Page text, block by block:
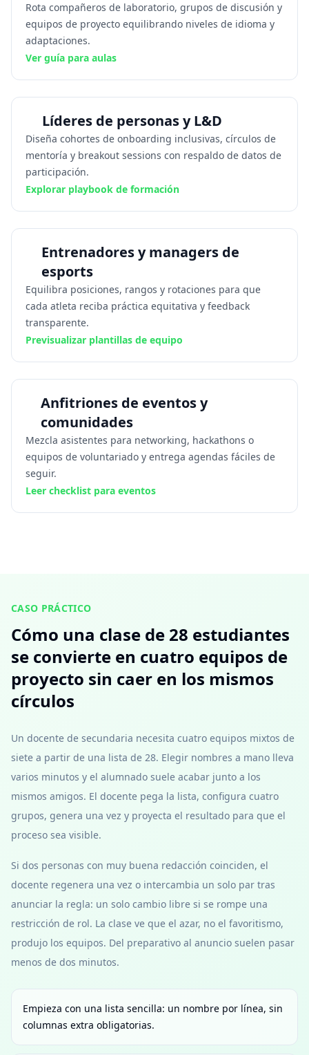
Rota compañeros de laboratorio, grupos de discusión y
equipos de proyecto equilibrando niveles de idioma y
adaptaciones.
Ver guía para aulas
Líderes de personas y L&D
Diseña cohortes de onboarding inclusivas, círculos de
mentoría y breakout sessions con respaldo de datos de
participación.
Explorar playbook de formación
Entrenadores y managers de
esports
Equilibra posiciones, rangos y rotaciones para que
cada atleta reciba práctica equitativa y feedback
transparente.
Previsualizar plantillas de equipo
Anfitriones de eventos y
comunidades
Mezcla asistentes para networking, hackathons o
equipos de voluntariado y entrega agendas fáciles de
seguir.
Leer checklist para eventos
CASO PRÁCTICO
Cómo una clase de 28 estudiantes
se convierte en cuatro equipos de
proyecto sin caer en los mismos
círculos
Un docente de secundaria necesita cuatro equipos mixtos de
siete a partir de una lista de 28. Elegir nombres a mano lleva
varios minutos y el alumnado suele acabar junto a los
mismos amigos. El docente pega la lista, configura cuatro
grupos, genera una vez y proyecta el resultado para que el
proceso sea visible.
Si dos personas con muy buena redacción coinciden, el
docente regenera una vez o intercambia un solo par tras
anunciar la regla: un solo cambio libre si se rompe una
restricción de rol. La clase ve que el azar, no el favoritismo,
produjo los equipos. Del preparativo al anuncio suelen pasar
menos de dos minutos.
Empieza con una lista sencilla: un nombre por línea, sin
columnas extra obligatorias.